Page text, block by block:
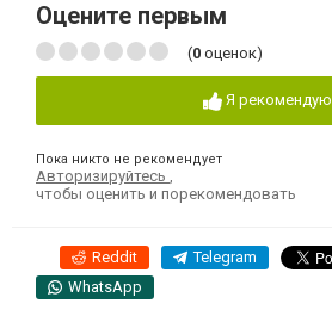
Оцените первым
(0 оценок)
Я рекомендую
Пока никто не рекомендует
Авторизируйтесь
чтобы оценить и порекомендовать
Reddit Telegram
WhatsApp